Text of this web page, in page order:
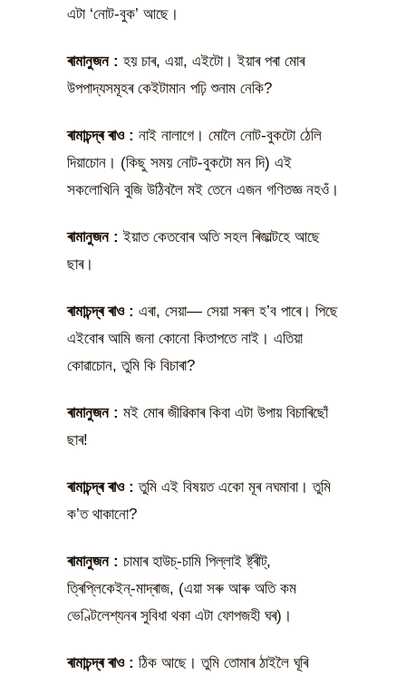
এটা ‘নোট-বুক’ আছে।
ৰামানুজন : হয় চাৰ, এয়া, এইটো। ইয়াৰ পৰা মোৰ
উপপাদ্যসমূহৰ কেইটামান পঢ়ি শুনাম নেকি?
ৰামাচন্দ্ৰ ৰাও : নাই নালাগে। মোলৈ নোট-বুকটো ঠেলি
দিয়াচোন। (কিছু সময় নোট-বুকটো মন দি) এই
সকলোখিনি বুজি উঠিবলৈ মই তেনে এজন গণিতজ্ঞ নহওঁ।
ৰামানুজন : ইয়াত কেতবোৰ অতি সহল ৰিজাল্টহে আছে
ছাৰ।
ৰামাচন্দ্ৰ ৰাও : এৰা, সেয়া— সেয়া সৰল হ’ব পাৰে। পিছে
এইবোৰ আমি জনা কোনো কিতাপতে নাই। এতিয়া
কোৱাচোন, তুমি কি বিচাৰা?
ৰামানুজন : মই মোৰ জীৱিকাৰ কিবা এটা উপায় বিচাৰিছোঁ
ছাৰ!
ৰামাচন্দ্ৰ ৰাও : তুমি এই বিষয়ত একো মূৰ নঘমাবা। তুমি
ক’ত থাকানো?
ৰামানুজন : চামাৰ হাউচ্-চামি পিল্লাই ষ্ট্ৰীট্,
ত্ৰিপ্লিকেইন্-মাদ্ৰাজ, (এয়া সৰু আৰু অতি কম
ভেণ্টিলেশ্যনৰ সুবিধা থকা এটা ফোপজহী ঘৰ)।
ৰামাচন্দ্ৰ ৰাও : ঠিক আছে। তুমি তোমাৰ ঠাইলৈ ঘূৰি